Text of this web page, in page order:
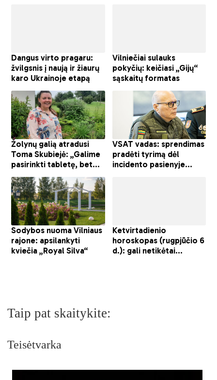
Taip pat skaitykite:
Teisėtvarka